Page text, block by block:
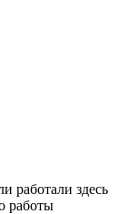
работали здесь
работы